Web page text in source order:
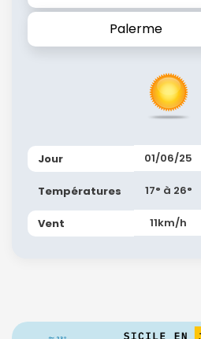
Palerme
Jour
Températures
Vent
01/06/25
17° à 26°
11km/h